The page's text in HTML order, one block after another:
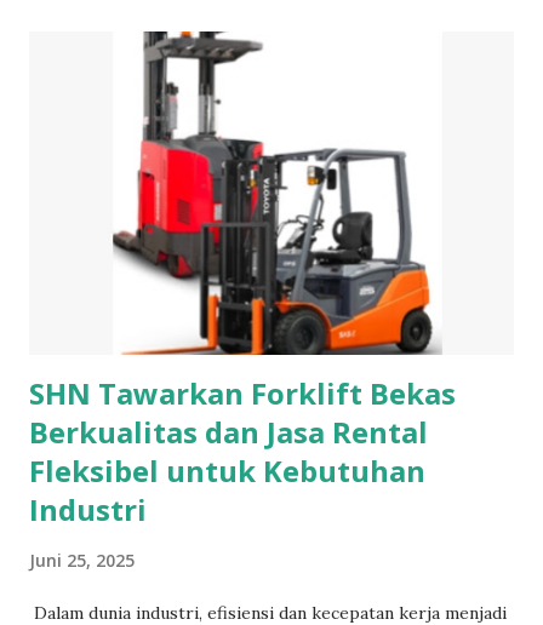
kepada anak yang berulang tahun 1. Kalung Kalung
merupakan hiasan untuk leher. Meskipun tersembunyi tapi
tetap dapat menghiasi leher kita. Kalung berbentuk tali
yang bersambung pada hiasannya. Pada bagian tali bisa
berupa rantai atau pita yang melingkari leher. Sedangkan
untuk bagian hiasan biasanya terbuat dari bahan bahan yang
berharga seperti berlian, mutiara, ruby, emerald, garnet dan
safir. Selain sebagai hiasan, kalung juga berfungsi sebagai
simbol dari kekayaan atau status tertentu di Masyarakat....
SHN Tawarkan Forklift Bekas
Berkualitas dan Jasa Rental
Fleksibel untuk Kebutuhan
Industri
Juni 25, 2025
Dalam dunia industri, efisiensi dan kecepatan kerja menjadi